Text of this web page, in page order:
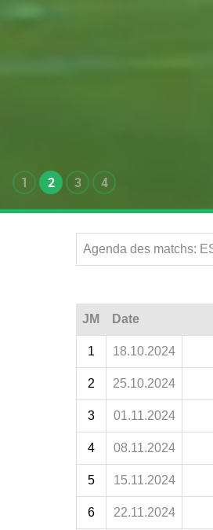
1 2 3 4
Agenda des matchs:
JM Date
1 18.10.2024
2 25.10.2024
3 01.11.2024
4 08.11.2024
5 15.11.2024
6 22.11.2024